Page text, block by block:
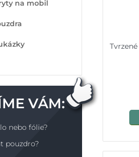
na mobil
VÁM:
nebo fólie?
pouzdro?